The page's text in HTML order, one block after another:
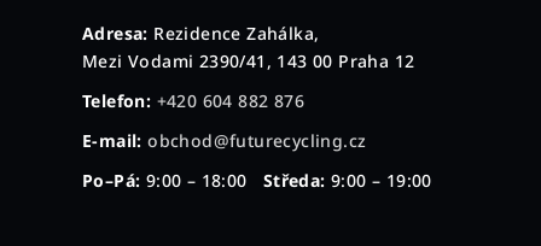
Adresa: Rezidence Zahálka,
Mezi Vodami 2390/41, 143 00 Praha 12
Telefon: +420 604 882 876
E-mail: obchod@futurecycling.cz
Po–Pá: 9:00 – 18:00 Středa: 9:00 – 19:00